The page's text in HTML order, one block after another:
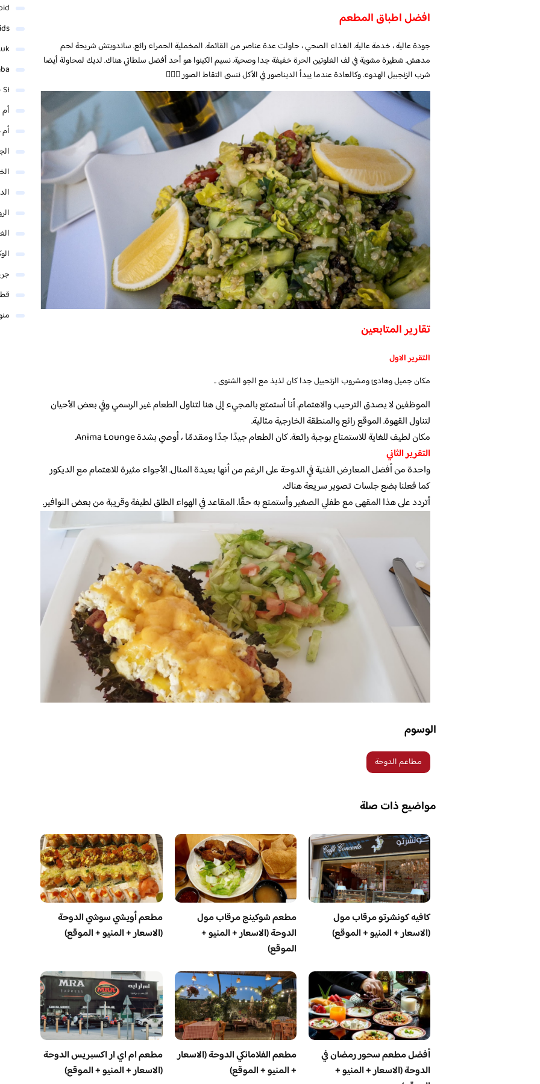
افضل اطباق المطعم
جودة عالية ، خدمة عالية. الغذاء الصحي ، حاولت عدة عناصر من القائمة. المخملية الحمراء رائع. ساندويتش شريحة لحم
مدهش. شطيرة مشوية في لف الغلوتين الحرة خفيفة جدا وصحية. نسيم الكينوا هو أحد أفضل سلطاتي هناك. لديك لمحاولة أيضا
شرب الزنجبيل الهدوء. وكالعادة عندما يبدأ الديناصور في الأكل ننسى التقاط الصور 🤷🏼‍♂️
تقارير المتابعين
التقرير الاول
مكان جميل وهادئ ومشروب الزنحبيل جدا كان لذيذ مع الجو الشتوى ..
الموظفين لا يصدق الترحيب والاهتمام. أنا أستمتع بالمجيء إلى هنا لتناول الطعام غير الرسمي وفي بعض الأحيان
لتناول القهوة. الموقع رائع والمنطقة الخارجية مثالية.
مكان لطيف للغاية للاستمتاع بوجبة رائعة. كان الطعام جيدًا جدًا ومقدمًا ، أوصي بشدة Anima Lounge.
التقرير الثاني
واحدة من أفضل المعارض الفنية في الدوحة على الرغم من أنها بعيدة المنال. الأجواء مثيرة للاهتمام مع الديكور
كما فعلنا بضع جلسات تصوير سريعة هناك.
أتردد على هذا المقهى مع طفلي الصغير وأستمتع به حقًا. المقاعد في الهواء الطلق لطيفة وقريبة من بعض النوافير.
الوسوم
مطاعم الدوحة
مواضيع ذات صلة
كافيه كونشرتو مرقاب مول
(الاسعار + المنيو + الموقع)
مطعم شوكينج مرقاب مول
الدوحة (الاسعار + المنيو +
الموقع)
مطعم أويشي سوشي الدوحة
(الاسعار + المنيو + الموقع)
أفضل مطعم سحور رمضان في
الدوحة (الاسعار + المنيو +
مطعم الفلامانكي الدوحة (الاسعار
+ المنيو + الموقع)
مطعم ام اي ار اكسبريس الدوحة
(الاسعار + المنيو + الموقع)